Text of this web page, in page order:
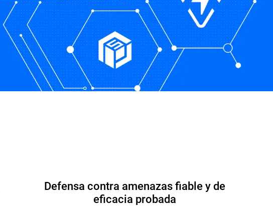
Defensa contra amenazas fiable y de
eficacia probada